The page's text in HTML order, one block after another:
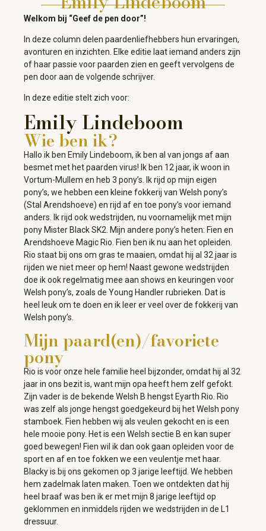
Welkom bij “Geef de pen door”!
In deze column delen paardenliefhebbers hun ervaringen,
avonturen en inzichten. Elke editie laat iemand anders zijn
of haar passie voor paarden zien en geeft vervolgens de
pen door aan de volgende schrijver.
In deze editie stelt zich voor:
Emily Lindeboom
Wie ben ik?
Hallo ik ben Emily Lindeboom, ik ben al van jongs af aan
besmet met het paarden virus! Ik ben 12 jaar, ik woon in
Vortum-Mullem en heb 3 pony’s. Ik rijd op mijn eigen
pony’s, we hebben een kleine fokkerij van Welsh pony’s
(Stal Arendshoeve) en rijd af en toe pony’s voor iemand
anders. Ik rijd ook wedstrijden, nu voornamelijk met mijn
pony Mister Black SK2. Mijn andere pony’s heten: Fien en
Arendshoeve Magic Rio. Fien ben ik nu aan het opleiden.
Rio staat bij ons om gras te maaien, omdat hij al 32 jaar is
rijden we niet meer op hem! Naast gewone wedstrijden
doe ik ook regelmatig mee aan shows en keuringen voor
Welsh pony’s, zoals de Young Handler rubrieken. Dat is
heel leuk om te doen en ik leer er veel over de fokkerij van
Welsh pony’s.
Mijn paard(en)/favoriete
pony
Rio is voor onze hele familie heel bijzonder, omdat hij al 32
jaar in ons bezit is, want mijn opa heeft hem zelf gefokt.
Zijn vader is de bekende Welsh B hengst Eyarth Rio. Rio
was zelf als jonge hengst goedgekeurd bij het Welsh pony
stamboek. Fien hebben wij als veulen gekocht en is een
hele mooie pony. Het is een Welsh sectie B en kan super
goed bewegen! Fien wil ik dan ook gaan opleiden voor de
sport en af en toe fokken we een veulentje met haar.
Blacky is bij ons gekomen op 3 jarige leeftijd. We hebben
hem zadelmak laten maken. Toen we ontdekten dat hij
heel braaf was ben ik er met mijn 8 jarige leeftijd op
geklommen en inmiddels rijden we wedstrijden in de L1
dressuur.